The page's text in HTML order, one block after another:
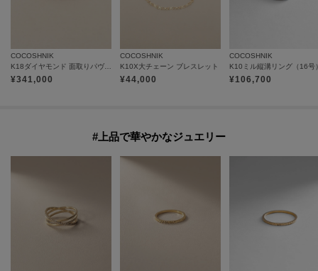
COCOSHNIK
¥341,000
COCOSHNIK
K10X大チェーン ブレスレット
¥44,000
COCOSHNIK
K10ミル縦溝リング（16号
¥106,700
#上品で華やかなジュエリー